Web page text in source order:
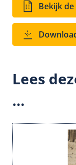
Bekijk
Lees
...